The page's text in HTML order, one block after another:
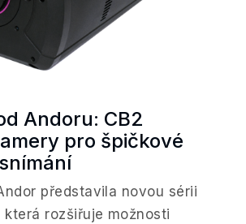
Andoru: CB2
pro špičkové
představila novou sérii
která rozšiřuje možnosti